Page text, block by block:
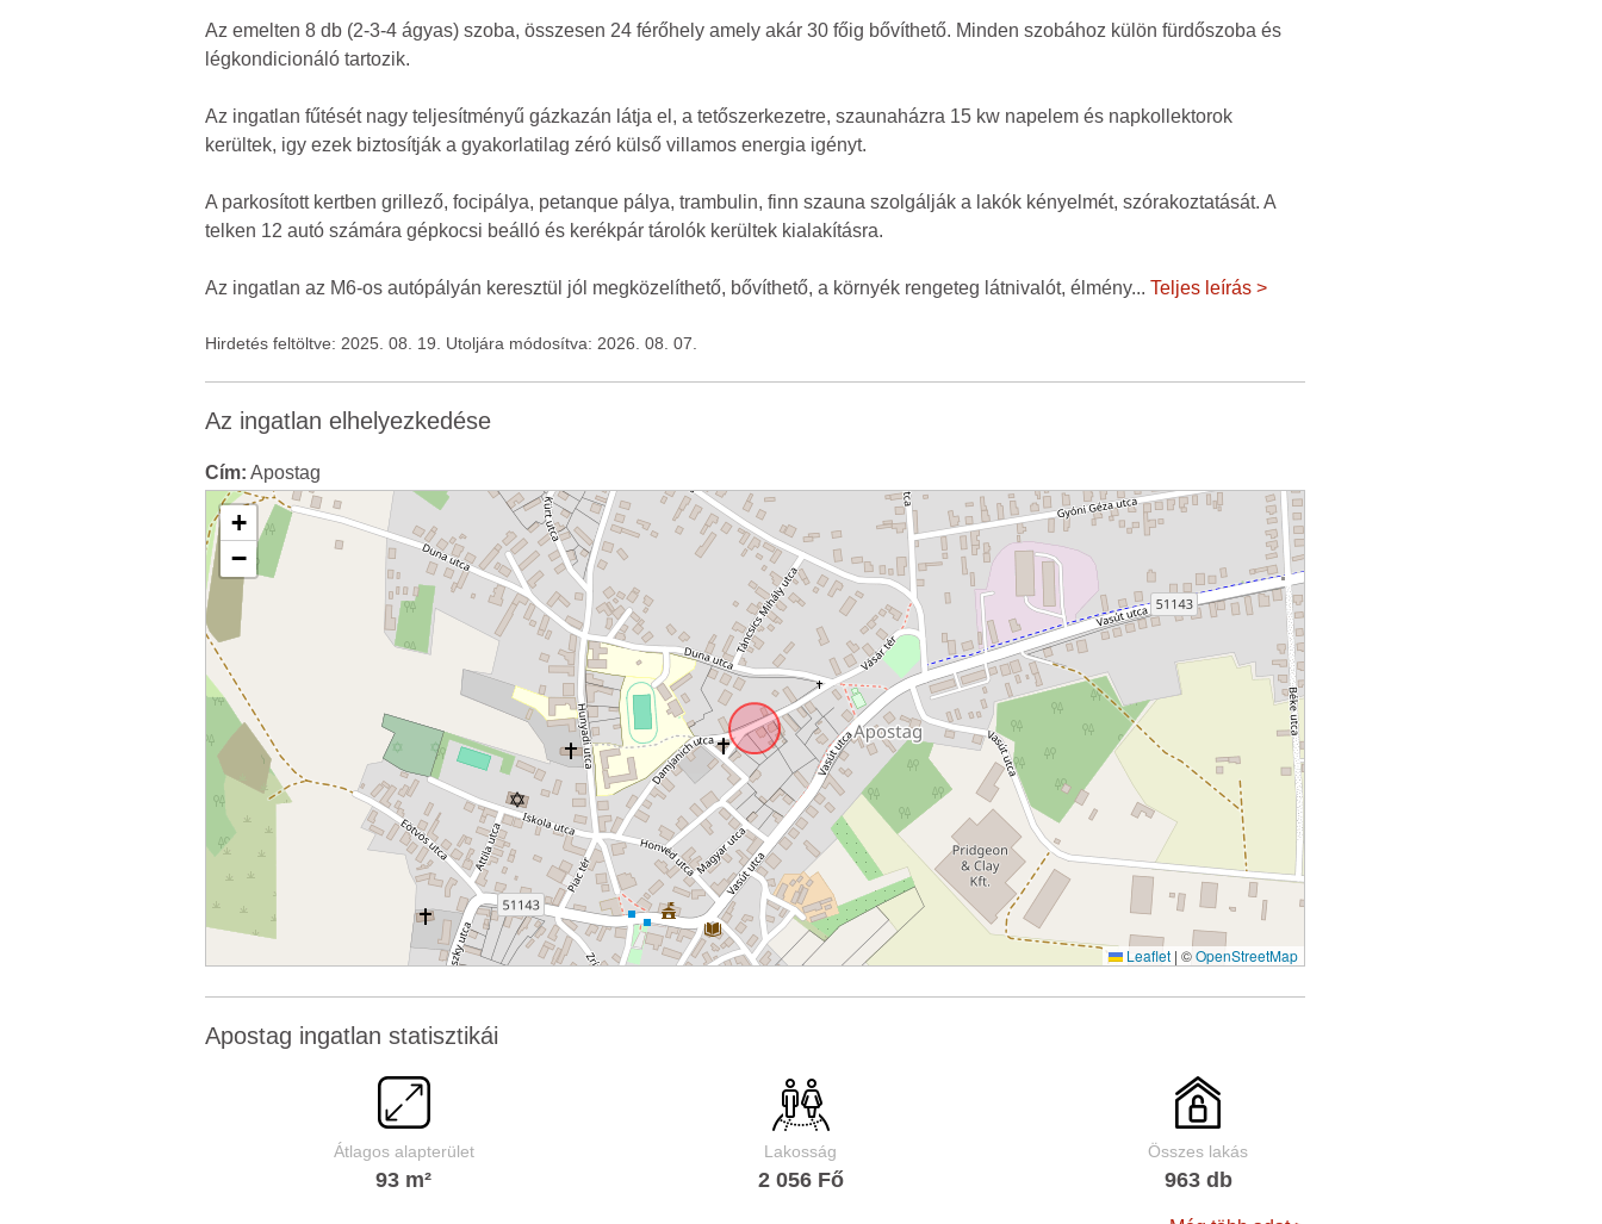
Az emelten 8 db (2-3-4 ágyas) szoba, összesen 24 férőhely amely akár 30 főig bővíthető. Minden szobához külön fürdőszoba és
légkondicionáló tartozik.
Az ingatlan fűtését nagy teljesítményű gázkazán látja el, a tetőszerkezetre, szaunaházra 15 kw napelem és napkollektorok
kerültek, igy ezek biztosítják a gyakorlatilag zéró külső villamos energia igényt.
A parkosított kertben grillező, focipálya, petanque pálya, trambulin, finn szauna szolgálják a lakók kényelmét, szórakoztatását. A
telken 12 autó számára gépkocsi beálló és kerékpár tárolók kerültek kialakításra.
Az ingatlan az M6-os autópályán keresztül jól megközelíthető, bővíthető, a környék rengeteg látnivalót, élmény... Teljes leírás >
Hirdetés feltöltve: 2025. 08. 19. Utoljára módosítva: 2026. 08. 07.
Az ingatlan elhelyezkedése
Cím: Apostag
+
−
Leaflet | ©OpenStreetMap
Apostag ingatlan statisztikái
Átlagos alapterület
93 m²
Lakosság
2 056 Fő
Összes lakás
963 db